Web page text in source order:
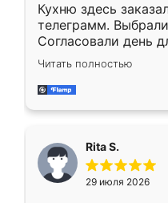
Кухню здесь
телеграмм.
Согласовали день
недели кухня была
довольны работой.
мебель за
Читать полностью
Rita S.
29 июля 2026